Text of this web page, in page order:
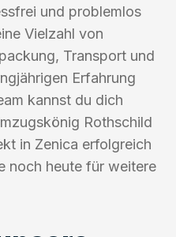
und problemlos
Vielzahl von
Transport und
Erfahrung
kannst du dich
Rothschild
in Zenica erfolgreich
noch heute für weitere